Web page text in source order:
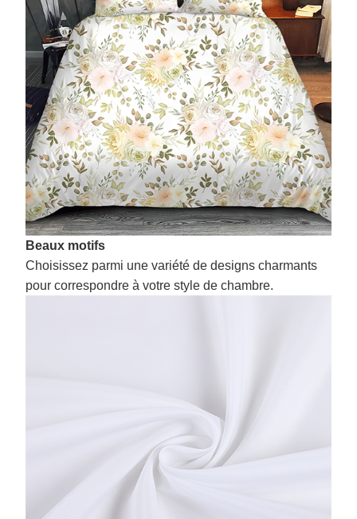
Beaux motifs
Choisissez parmi une variété de designs charmants
pour correspondre à votre style de chambre.